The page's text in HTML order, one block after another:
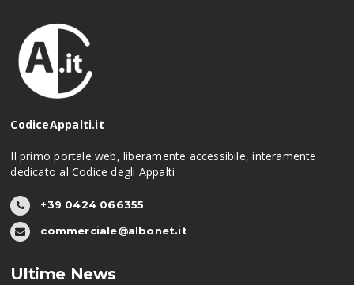
CodiceAppalti.it
Il primo portale web, liberamente accessibile, interamente
dedicato al Codice degli Appalti
+39 0424 066355
commerciale@albonet.it
Ultime News